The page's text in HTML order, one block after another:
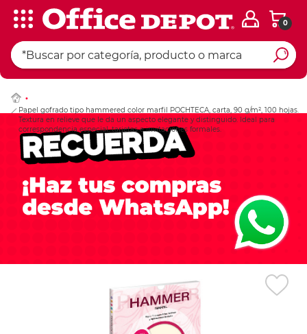
0
Papel gofrado tipo hammered color marfil POCHTECA, carta, 90 g/m², 100 hojas.
Textura en relieve que le da un aspecto elegante y distinguido. Ideal para
correspondencia especial, tarjetas e invitaciones formales.
Ingresar Codigo